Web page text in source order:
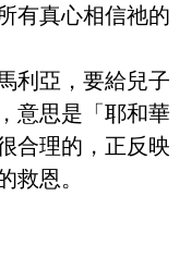
有真心相信祂的
利亞，要給兒子
意思是「耶和華
合理的，正反映
救恩。